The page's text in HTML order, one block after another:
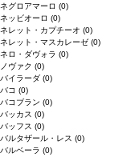
ネグロアマーロ (0)
ネッビオーロ (0)
ネレット・カプチーオ (0)
ネレット・マスカレーゼ (0)
ネロ・ダヴォラ (0)
ノヴァク (0)
バイラーダ (0)
バコ (0)
バコブラン (0)
バッカス (0)
バッフス (0)
バルタザール・レス (0)
バルベーラ (0)